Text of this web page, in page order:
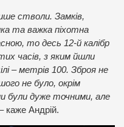
стволи. Замків,
та важка піхотна
то десь 12-й калібр
часів, з яким йшли
– метрів 100. Зброя не
не було, окрім
були дуже точними, але
каже Андрій.